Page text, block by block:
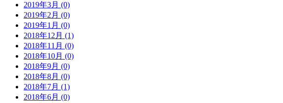
2019年3月 (0)
2019年2月 (0)
2019年1月 (0)
2018年12月 (1)
2018年11月 (0)
2018年10月 (0)
2018年9月 (0)
2018年8月 (0)
2018年7月 (1)
2018年6月 (0)